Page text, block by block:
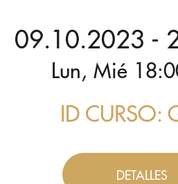
09.10.2023 -
Lun, Mié
ID CURSO:
DETALLES